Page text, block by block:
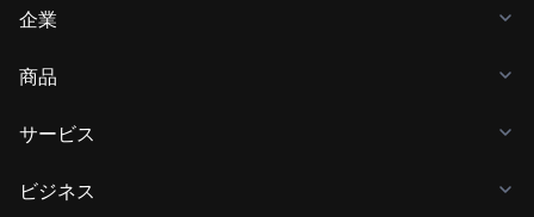
企業
商品
サービス
ビジネス